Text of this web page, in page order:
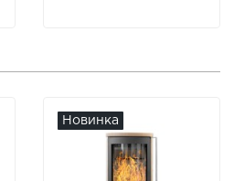
Новинка